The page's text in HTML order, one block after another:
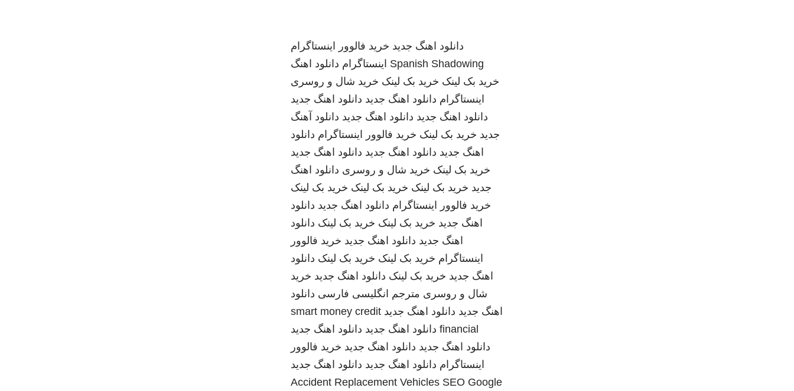
دانلود اهنگ جدید خرید فالوور اینستاگرام
Spanish Shadowing اینستاگرام دانلود اهنگ
خرید بک لینک خرید بک لینک خرید شال و روسری
اینستاگرام دانلود اهنگ جدید دانلود اهنگ جدید
دانلود اهنگ جدید دانلود اهنگ جدید دانلود آهنگ
جدید خرید بک لینک خرید فالوور اینستاگرام دانلود
اهنگ جدید دانلود اهنگ جدید دانلود اهنگ جدید
خرید بک لینک خرید شال و روسری دانلود اهنگ
جدید خرید بک لینک خرید بک لینک خرید بک لینک
خرید فالوور اینستاگرام دانلود اهنگ جدید دانلود
اهنگ جدید خرید بک لینک خرید بک لینک دانلود
اهنگ جدید دانلود اهنگ جدید خرید فالوور
اینستاگرام خرید بک لینک خرید بک لینک دانلود
اهنگ جدید خرید بک لینک دانلود اهنگ جدید خرید
شال و روسری مترجم انگلیسی فارسی دانلود
اهنگ جدید دانلود اهنگ جدید smart money credit
financial دانلود اهنگ جدید دانلود اهنگ جدید
دانلود اهنگ جدید دانلود اهنگ جدید خرید فالوور
اینستاگرام دانلود اهنگ جدید دانلود اهنگ جدید
Accident Replacement Vehicles SEO Google